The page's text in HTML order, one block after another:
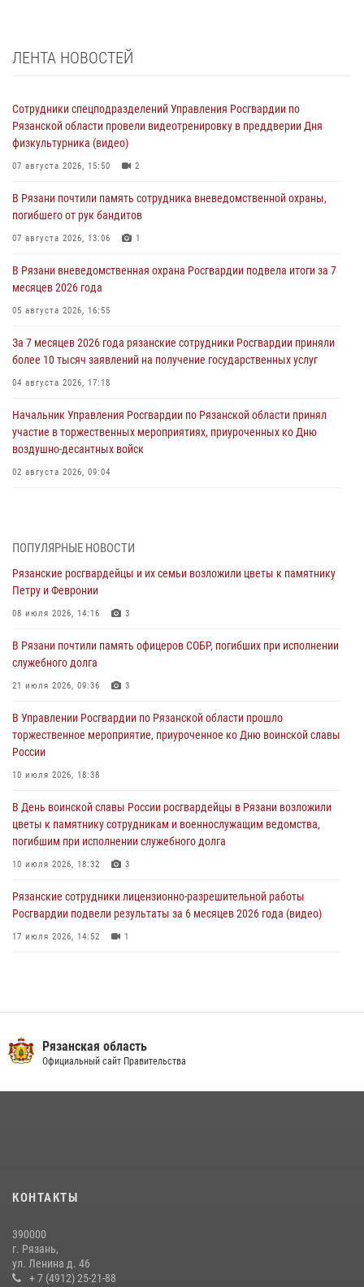
ЛЕНТА НОВОСТЕЙ
Сотрудники спецподразделений Управления Росгвардии по
Рязанской области провели видеотренировку в преддверии Дня
физкультурника (видео)
07 августа 2026, 15:50 2
В Рязани почтили память сотрудника вневедомственной охраны,
погибшего от рук бандитов
07 августа 2026, 13:06 1
В Рязани вневедомственная охрана Росгвардии подвела итоги за 7
месяцев 2026 года
05 августа 2026, 16:55
За 7 месяцев 2026 года рязанские сотрудники Росгвардии приняли
более 10 тысяч заявлений на получение государственных услуг
04 августа 2026, 17:18
Начальник Управления Росгвардии по Рязанской области принял
участие в торжественных мероприятиях, приуроченных ко Дню
воздушно-десантных войск
02 августа 2026, 09:04
Для детей рязанских росгвардейцев в историческом музее провели
экскурсию по экспозиции, посвящённой губернской эпохе
В Управлении Росгвардии по Рязанской области состоялось
награждение военнослужащих государственными наградами
Рязанским росгвардейцам провели лекции о Крещении Руси
гражданства Российской Федерации за нарушение
законодательства
27 июля 2026, 15:26
ПОПУЛЯРНЫЕ НОВОСТИ
Рязанские росгвардейцы и их семьи возложили цветы к памятнику
Петру и Февронии
08 июля 2026, 14:16 3
В Рязани почтили память офицеров СОБР, погибших при исполнении
служебного долга
21 июля 2026, 09:36 3
В Управлении Росгвардии по Рязанской области прошло
торжественное мероприятие, приуроченное ко Дню воинской славы
России
10 июля 2026, 18:38
В День воинской славы России росгвардейцы в Рязани возложили
цветы к памятнику сотрудникам и военнослужащим ведомства,
погибшим при исполнении служебного долга
10 июля 2026, 18:32 3
Рязанские сотрудники лицензионно-разрешительной работы
Росгвардии подвели результаты за 6 месяцев 2026 года (видео)
17 июля 2026, 14:52 1
Вневедомственная охрана подвела итоги деятельности
подразделений за первое полугодие 2026 года
рассказал о службе во вневедомственной охране
Рязанским росгвардейцам провели лекции о Крещении Руси
28 июля 2026, 09:22
Рязанская область
Официальный сайт Правительства
КОНТАКТЫ
390000
г. Рязань,
ул. Ленина д. 46
+ 7 (4912) 25-21-88